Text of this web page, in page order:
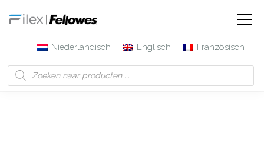
Niederländisch Englisch
Französisch
Modell Galaxy Basic